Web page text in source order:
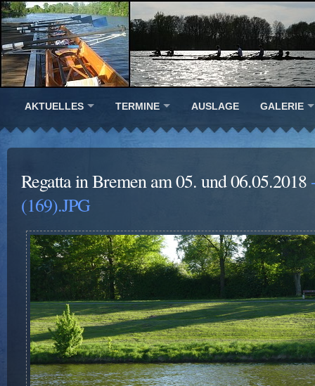
AKTUELLES TERMINE AUSLAGE GALERIE
Regatta in Bremen am 05. und 06.05.2018
(169).JPG